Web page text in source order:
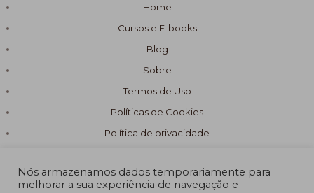
Home
Cursos e E-books
Blog
Sobre
Termos de Uso
Políticas de Cookies
Política de privacidade
Nós armazenamos dados temporariamente para
melhorar a sua experiência de navegação e